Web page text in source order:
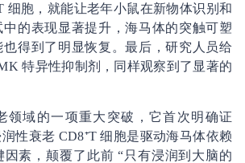
细胞，就能让老年小鼠在新物体识别和
的表现显著提升，海马体的突触可塑
得到了明显恢复。最后，研究人员给
特异性抑制剂，同样观察到了显著的
领域的一项重大突破，它首次明确证
性衰老 CD8⁺T 细胞是驱动海马体依赖
素，颠覆了此前 “只有浸润到大脑的